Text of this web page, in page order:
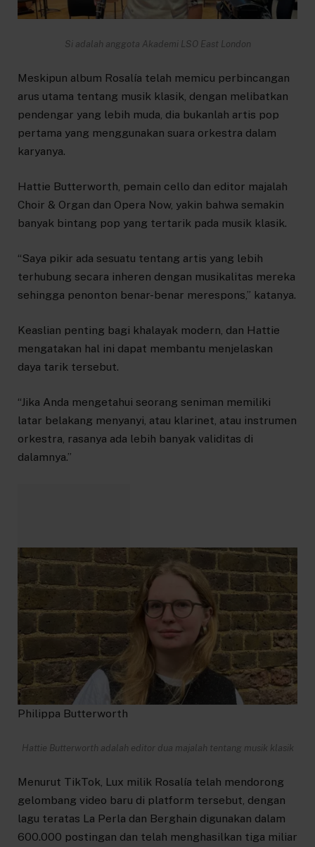
Si adalah anggota Akademi LSO East London
Meskipun album Rosalía telah memicu perbincangan
arus utama tentang musik klasik, dengan melibatkan
pendengar yang lebih muda, dia bukanlah artis pop
pertama yang menggunakan suara orkestra dalam
karyanya.
Hattie Butterworth, pemain cello dan editor majalah
Choir & Organ dan Opera Now, yakin bahwa semakin
banyak bintang pop yang tertarik pada musik klasik.
“Saya pikir ada sesuatu tentang artis yang lebih
terhubung secara inheren dengan musikalitas mereka
sehingga penonton benar-benar merespons,” katanya.
Keaslian penting bagi khalayak modern, dan Hattie
mengatakan hal ini dapat membantu menjelaskan
daya tarik tersebut.
“Jika Anda mengetahui seorang seniman memiliki
latar belakang menyanyi, atau klarinet, atau instrumen
orkestra, rasanya ada lebih banyak validitas di
dalamnya.”
Philippa Butterworth
Hattie Butterworth adalah editor dua majalah tentang musik klasik
Menurut TikTok, Lux milik Rosalía telah mendorong
gelombang video baru di platform tersebut, dengan
lagu teratas La Perla dan Berghain digunakan dalam
600.000 postingan dan telah menghasilkan tiga miliar